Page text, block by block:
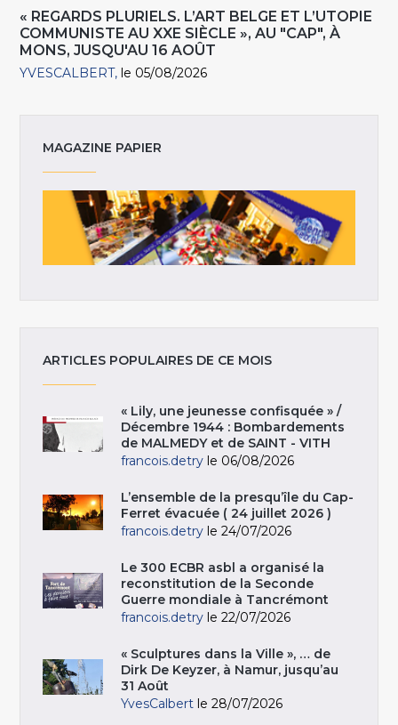
« REGARDS PLURIELS. L’ART BELGE ET L’UTOPIE
COMMUNISTE AU XXE SIÈCLE », AU "CAP", À
MONS, JUSQU'AU 16 AOÛT
YVESCALBERT le 05/08/2026
MAGAZINE PAPIER
ARTICLES POPULAIRES DE CE MOIS
« Lily, une jeunesse confisquée » /
Décembre 1944 : Bombardements
de MALMEDY et de SAINT - VITH
francois.detry le 06/08/2026
L’ensemble de la presqu’île du Cap-
Ferret évacuée ( 24 juillet 2026 )
francois.detry le 24/07/2026
Le 300 ECBR asbl a organisé la
reconstitution de la Seconde
Guerre mondiale à Tancrémont
francois.detry le 22/07/2026
« Sculptures dans la Ville », … de
Dirk De Keyzer, à Namur, jusqu’au
31 Août
YvesCalbert le 28/07/2026